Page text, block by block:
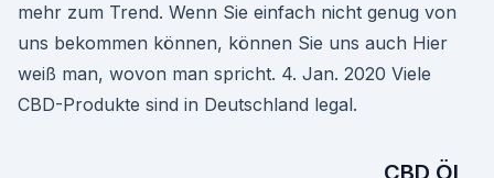
mehr zum Trend. Wenn Sie einfach nicht genug von
uns bekommen können, können Sie uns auch Hier
weiß man, wovon man spricht. 4. Jan. 2020 Viele
CBD-Produkte sind in Deutschland legal.
CBD Öl